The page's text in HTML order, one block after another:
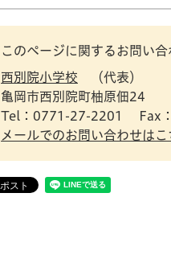
このページに関するお問い合
西別院小学校
代表
亀岡市西別院町柚原佃24
Tel：0771-27-2201
Fax
メールでのお問い合わせはこ